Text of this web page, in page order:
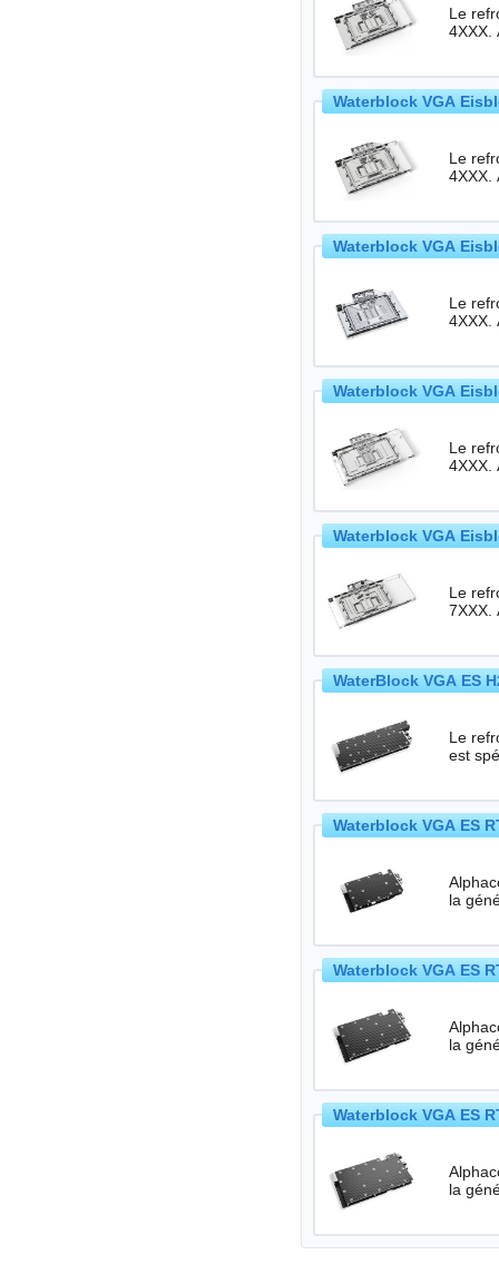
Le
4XXX.
Waterblock VGA
Le
4XXX.
Waterblock VGA
Le
4XXX.
Waterblock VGA
Le
4XXX.
Waterblock VGA
Le
7XXX.
WaterBlock VGA ES
Le
est
Waterblock VGA ES
Waterblock VGA ES
Waterblock VGA ES